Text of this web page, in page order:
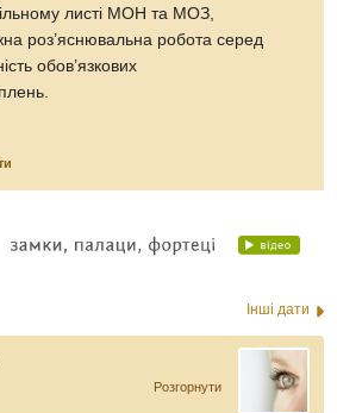
листі МОН та МОЗ,
роз’яснювальна робота серед
обов’язкових
Інші дати
Розгорнути